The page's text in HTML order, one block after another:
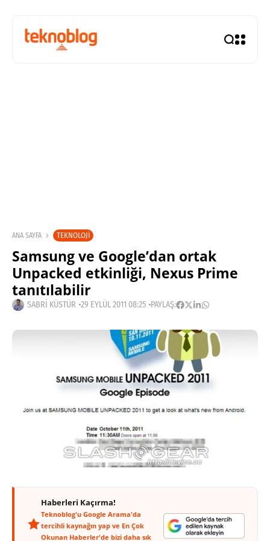
ANA SAYFA TEKNOLOJI
Samsung ve Google’dan ortak
Unpacked etkinliği, Nexus Prime
tanıtılabilir
SABRI KÜSTÜR 29 EYLÜL 2011 08:25 PAYLAŞ:
Haberleri Kaçırma!
Teknoblog'u Google Arama'da
tercihli kaynağın yap ve En Çok
Okunan Haberler'de bizi daha sık